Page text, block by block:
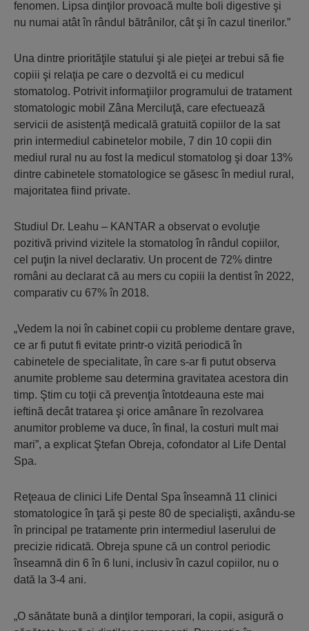
fenomen. Lipsa dinţilor provoacă multe boli digestive şi
nu numai atât în rândul bătrânilor, cât şi în cazul tinerilor.”
Una dintre priorităţile statului şi ale pieţei ar trebui să fie
copiii şi relaţia pe care o dezvoltă ei cu medicul
stomatolog. Potrivit informaţiilor programului de tratament
stomatologic mobil Zâna Merciluţă, care efectuează
servicii de asistenţă medicală gratuită copiilor de la sat
prin intermediul cabinetelor mobile, 7 din 10 copii din
mediul rural nu au fost la medicul stomatolog şi doar 13%
dintre cabinetele stomatologice se găsesc în mediul rural,
majoritatea fiind private.
Studiul Dr. Leahu – KANTAR a observat o evoluţie
pozitivă privind vizitele la stomatolog în rândul copiilor,
cel puţin la nivel declarativ. Un procent de 72% dintre
români au declarat că au mers cu copiii la dentist în 2022,
comparativ cu 67% în 2018.
„Vedem la noi în cabinet copii cu probleme dentare grave,
ce ar fi putut fi evitate printr-o vizită periodică în
cabinetele de specialitate, în care s-ar fi putut observa
anumite probleme sau determina gravitatea acestora din
timp. Ştim cu toţii că prevenţia întotdeauna este mai
ieftină decât tratarea şi orice amânare în rezolvarea
anumitor probleme va duce, în final, la costuri mult mai
mari”, a explicat Ştefan Obreja, cofondator al Life Dental
Spa.
Reţeaua de clinici Life Dental Spa înseamnă 11 clinici
stomatologice în ţară şi peste 80 de specialişti, axându-se
în principal pe tratamente prin intermediul laserului de
precizie ridicată. Obreja spune că un control periodic
înseamnă din 6 în 6 luni, inclusiv în cazul copiilor, nu o
dată la 3-4 ani.
„O sănătate bună a dinţilor temporari, la copii, asigură o